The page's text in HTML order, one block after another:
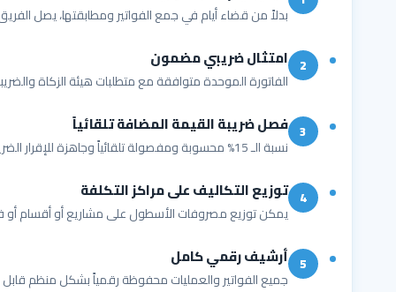
بدلاً من قضاء أيام في جمع الفواتير ومطابقتها، يصل
2 امتثال ضريبي مضمون
الفاتورة الموحدة متوافقة مع متطلبات هيئة الزكاة
3 فصل ضريبة القيمة المضافة تلقائياً
نسبة الـ 15% محسوبة ومفصولة تلقائياً وجاهزة للإقرار الضريبي دون أي حسابات يدوية.
4 توزيع التكاليف على مراكز التكلفة
يمكن توزيع مصروفات الأسطول على مشاريع أو أقسام أو
5 أرشيف رقمي كامل
جميع الفواتير والعمليات محفوظة رقمياً بشكل منظم